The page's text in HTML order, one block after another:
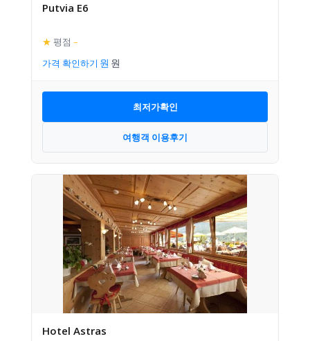
Putvia E6
★ 평점 –
가격 확인하기
최저가확인
여행객 이용후기
Hotel Astras